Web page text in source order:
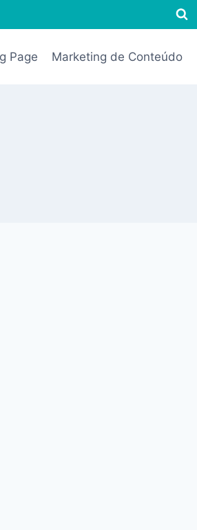
Page Marketing de Conteúdo